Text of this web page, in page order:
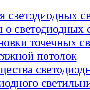
светодиодных
точечных
потолок